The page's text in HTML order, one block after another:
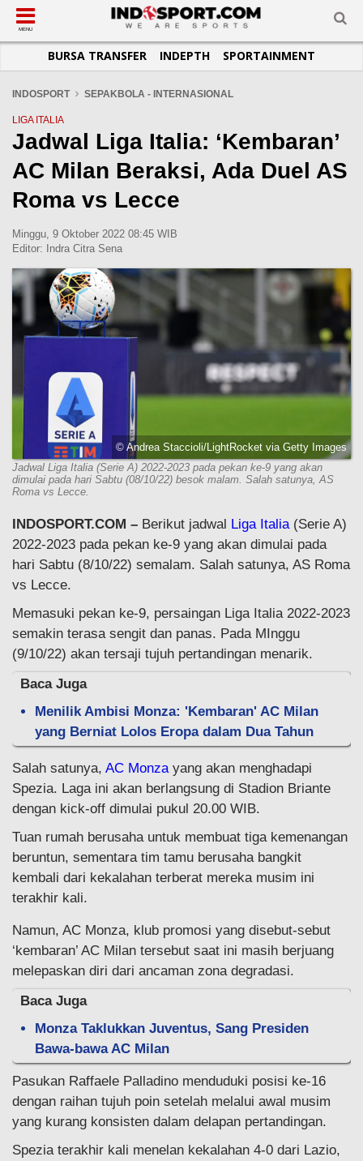
SUB-MENU
SEPAKBOLA
LIGA INGGRIS
LIGA ITALIA
LIGA SPANYOL
LIGA JERMAN
LIGA PRANCIS
LIGA EUROPA
SUB-MENU
SPORTAINMENT
SUB-MENU
OTOMOTIF
OTOMANIA
SUB-MENU
BASKET
FUTSAL
OLIMPIK
E-SPORT
SUB-MENU
JADWAL
SUB-MENU
TOPIK HARI INI
INFOGRAFIS
GALERI FOTO
TEMPAT OLAHRAGA
KOMUNITAS SEHAT
MENU
BURSA TRANSFER INDEPTH SPORTAINMENT
INDOSPORT SEPAKBOLA - INTERNASIONAL
LIGA ITALIA
Jadwal Liga Italia: ‘Kembaran’
AC Milan Beraksi, Ada Duel AS
Roma vs Lecce
Minggu, 9 Oktober 2022 08:45 WIB
Editor:
Indra Citra Sena
© Andrea Staccioli/LightRocket via Getty Images
Jadwal Liga Italia (Serie A) 2022-2023 pada pekan ke-9 yang akan
dimulai pada hari Sabtu (08/10/22) besok malam. Salah satunya, AS
Roma vs Lecce.
INDOSPORT.COM – Berikut jadwal Liga Italia(Serie A)
2022-2023 pada pekan ke-9 yang akan dimulai pada
hari Sabtu (8/10/22) semalam. Salah satunya, AS Roma
vs Lecce.
Memasuki pekan ke-9, persaingan Liga Italia 2022-2023
semakin terasa sengit dan panas. Pada MInggu
(9/10/22) akan tersaji tujuh pertandingan menarik.
Baca Juga
Menilik Ambisi Monza: 'Kembaran' AC Milan
yang Berniat Lolos Eropa dalam Dua Tahun
Salah satunya, AC Monzayang akan menghadapi
Spezia. Laga ini akan berlangsung di Stadion Briante
dengan kick-off dimulai pukul 20.00 WIB.
Tuan rumah berusaha untuk membuat tiga kemenangan
beruntun, sementara tim tamu berusaha bangkit
kembali dari kekalahan terberat mereka musim ini
terakhir kali.
Namun, AC Monza, klub promosi yang disebut-sebut
‘kembaran’ AC Milan tersebut saat ini masih berjuang
melepaskan diri dari ancaman zona degradasi.
Baca Juga
Monza Taklukkan Juventus, Sang Presiden
Bawa-bawa AC Milan
Pasukan Raffaele Palladino menduduki posisi ke-16
dengan raihan tujuh poin setelah melalui awal musim
yang kurang konsisten dalam delapan pertandingan.
Spezia terakhir kali menelan kekalahan 4-0 dari Lazio,